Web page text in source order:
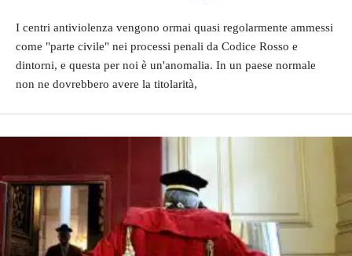
I centri antiviolenza vengono ormai quasi regolarmente ammessi
come "parte civile" nei processi penali da Codice Rosso e
dintorni, e questa per noi è un'anomalia. In un paese normale
non ne dovrebbero avere la titolarità,